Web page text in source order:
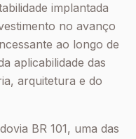
implantada
no avanço
ao longo de
aplicabilidade das
arquitetura e do
BR 101, uma das